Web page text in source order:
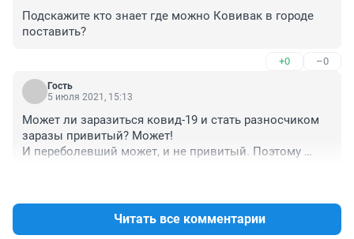
простывает еще кто-то из семьи. И так уже с марта.
3. Аллергия сезонная. Рекомендуется ставить либо до
аллергии уже не успеваю. Придется делать "после".
4. Ждем Ковивак.
варианты добавляйте еще. Это из нашего круга.
Подскажите кто знает где можно Ковивак в городе
поставить?
+0 –0
Гость
5 июля 2021, 15:13
Может ли заразиться ковид-19 и стать разносчиком
заразы привитый? Может!
И переболевший может, и не привитый. Поэтому
перенесёт ковид-19, и то, только спустя 21 день после
второй прививки, если до этого не заразится.
Читать все комментарии